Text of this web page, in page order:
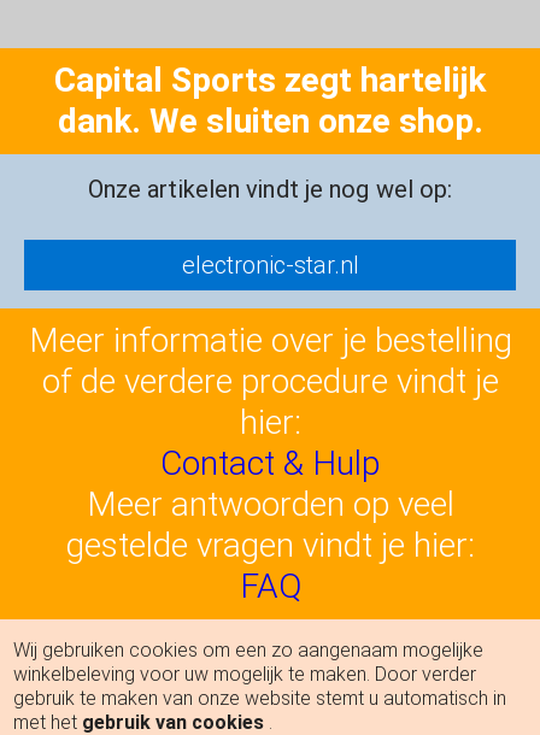
Capital Sports zegt hartelijk
dank. We sluiten onze shop.
Onze artikelen vindt je nog wel op:
electronic-star.nl
Meer informatie over je bestelling
of de verdere procedure vindt je
hier:
Contact & Hulp
Meer antwoorden op veel
gestelde vragen vindt je hier:
FAQ
Wij gebruiken cookies om een zo aangenaam mogelijke
winkelbeleving voor uw mogelijk te maken. Door verder
gebruik te maken van onze website stemt u automatisch in
met het gebruik van cookies .